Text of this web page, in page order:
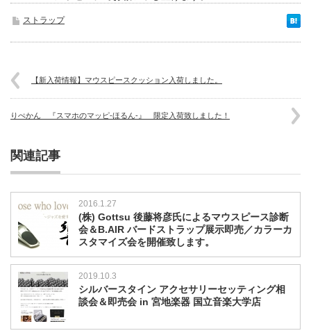
ストラップ
【新入荷情報】マウスピースクッション入荷しました。
りぺかん 『スマホのマッピ-ほるん-』 限定入荷致しました！
関連記事
2016.1.27
(株) Gottsu 後藤将彦氏によるマウスピース診断
会＆B.AIR バードストラップ展示即売／カラーカ
スタマイズ会を開催致します。
2019.10.3
シルバースタイン アクセサリーセッティング相
談会＆即売会 in 宮地楽器 国立音楽大学店